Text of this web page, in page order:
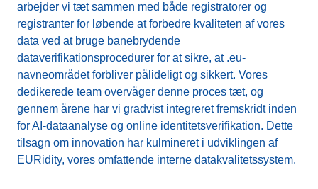
arbejder vi tæt sammen med både registratorer og
registranter for løbende at forbedre kvaliteten af vores
data ved at bruge banebrydende
dataverifikationsprocedurer for at sikre, at .eu-
navneområdet forbliver pålideligt og sikkert. Vores
dedikerede team overvåger denne proces tæt, og
gennem årene har vi gradvist integreret fremskridt inden
for AI-dataanalyse og online identitetsverifikation. Dette
tilsagn om innovation har kulmineret i udviklingen af
EURidity, vores omfattende interne datakvalitetssystem.